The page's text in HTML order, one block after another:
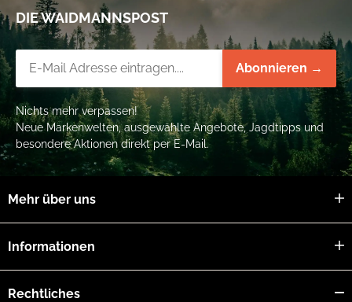
Display
Speicher 16 GB intern
Akkulaufzeit bis 6,5 h (WiFi aus)
Schutzklasse IP67
Gewicht 538 g
DIE WAIDMANNSPOST
Abonnieren →
Nichts mehr verpassen!
Neue Markenwelten, ausgewählte Angebote, Jagdtipps und
besondere Aktionen direkt per E-Mail.
Mehr über uns
Informationen
Rechtliches